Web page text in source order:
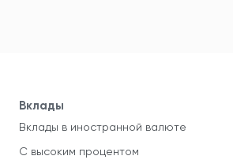
Вклады
Вклады в иностранной валюте
С высоким процентом